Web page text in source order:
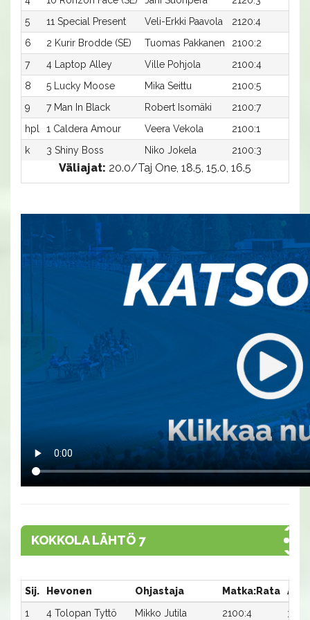
5
11 Special Present Veli-Erkki Paavola 2120:4
6
2 Kurir Brodde (SE) Tuomas Pakkanen 2100:2
7
4 Laptop Alley Ville Pohjola 2100:4
8
5 Lucky Moose Mika Seittu 2100:5
9
7 Man In Black Robert Isomäki 2100:7
hpl
1 Caldera Amour Veera Vekola 2100:1
k
3 Shiny Boss Niko Jokela 2100:3
Väliajat: 20.0/Taj One, 18.5, 15.0, 16.5
KOKKOLA LÄHTÖ 7
Sij. Hevonen Ohjastaja Matka:Rata
Aika
1
4 Tolopan Tyttö Mikko Jutila 2100:4 31,8